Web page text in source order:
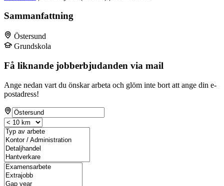
Sammanfattning
Östersund
Grundskola
Få liknande jobberbjudanden via mail
Ange nedan vart du önskar arbeta och glöm inte bort att ange din e-
postadress!